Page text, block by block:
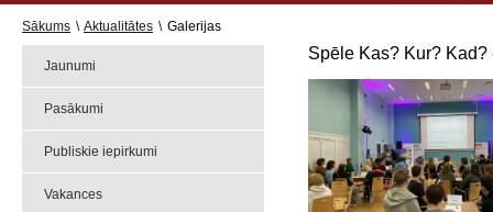
Sākums \ Aktualitātes \ Galerijas
Jaunumi
Pasākumi
Publiskie iepirkumi
Vakances
Spēle Kas? Kur? Kad?